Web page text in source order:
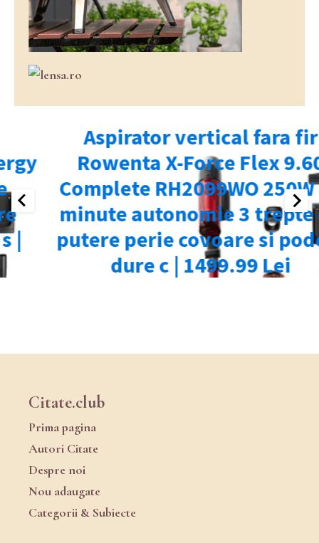
Citate.club
Prima pagina
Autori Citate
Despre noi
Nou adaugate
Categorii & Subiecte